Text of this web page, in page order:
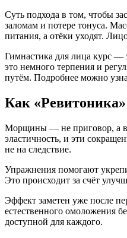
Суть подхода в том, чтобы
заломам и потере тонуса.
питания, а отёки уходят.
Гимнастика для лица курс —
это немного терпения и
путём. Подробнее можно
Как
Морщины — не приговор, а
эластичность, и эти
не на следствие.
Упражнения помогают
Это происходит за счёт
Эффект заметен уже после
естественного омоложения
доступной для каждого.